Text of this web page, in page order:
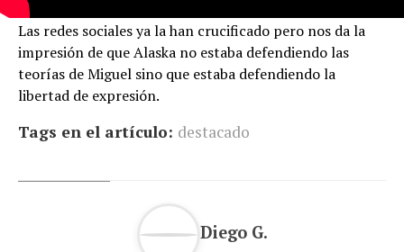
Las redes sociales ya la han crucificado pero nos da la
impresión de que Alaska no estaba defendiendo las
teorías de Miguel sino que estaba defendiendo la
libertad de expresión.
Tags en el artículo: destacado
Diego G.